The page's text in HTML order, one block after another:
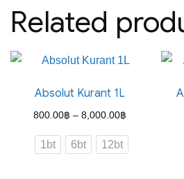
Related
Absolut Kurant 1L
800.00฿ – 8,000.00฿
range:
800.00฿
1bt 6bt 12bt